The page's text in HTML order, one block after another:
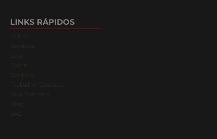
LINKS RÁPIDOS
Sobre
Contato
Trabalhe Conosco
Blog
SAC